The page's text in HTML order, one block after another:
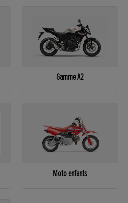
Gamme A2
Moto enfants